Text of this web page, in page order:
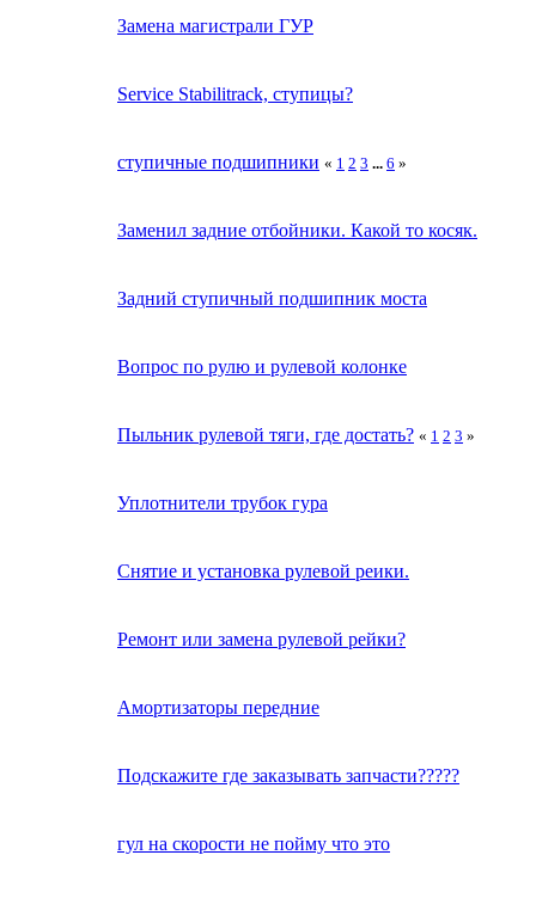
Замена магистрали ГУР
Service Stabilitrack, ступицы?
ступичные подшипники « 1 2 3 ... 6 »
Заменил задние отбойники. Какой то косяк.
Задний ступичный подшипник моста
Вопрос по рулю и рулевой колонке
Пыльник рулевой тяги, где достать? « 1 2 3 »
Уплотнители трубок гура
Снятие и установка рулевой реики.
Ремонт или замена рулевой рейки?
Амортизаторы передние
Подскажите где заказывать запчасти?????
гул на скорости не пойму что это